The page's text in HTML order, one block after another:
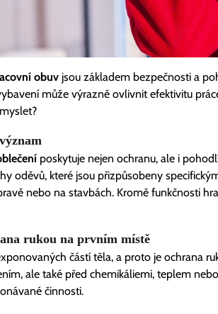
obuv jsou základem bezpečnosti a
může výrazně ovlivnit efektivitu
poskytuje nejen ochranu, ale i
oděvů, které jsou přizpůsobeny
nebo na stavbách. Kromě funkčnosti
rukou na prvním místě
částí těla, a proto je ochrana
ale také před chemikáliemi, teplem
činnosti.